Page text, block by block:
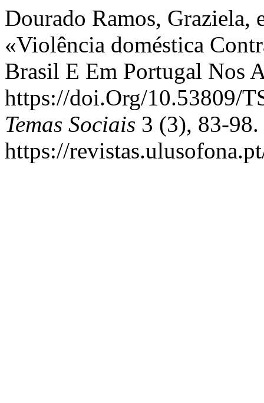
Dourado Ramos, Graziela,
«Violência doméstica
Brasil E Em Portugal Nos
https://doi.Org/10.53809/
Temas Sociais 3 (3), 83-98.
https://